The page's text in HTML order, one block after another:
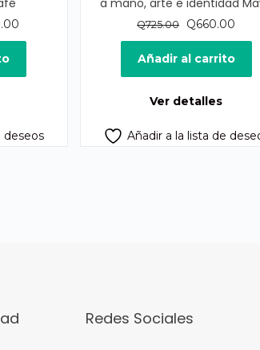
El
precio
es:
deseos
a mano, arte e identidad
Q725.00
El
precio
original
era:
Q660.00
es:
Añadir al carrito
Ver detalles
Añadir a la lista de
Redes Sociales